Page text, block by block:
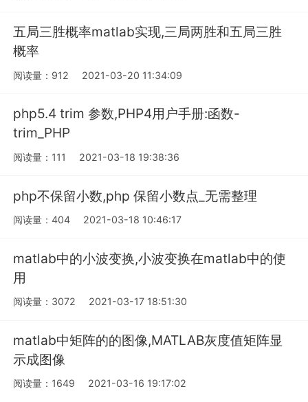
五局三胜概率matlab实现,三局两胜和五局三胜
概率
阅读量：912 2021-03-20 11:34:09
php5.4 trim 参数,PHP4用户手册:函数-
trim_PHP
阅读量：111 2021-03-18 19:38:36
php不保留小数,php 保留小数点_无需整理
阅读量：404 2021-03-18 10:46:17
matlab中的小波变换,小波变换在matlab中的使
用
阅读量：3072 2021-03-17 18:51:30
matlab中矩阵的的图像,MATLAB灰度值矩阵显
示成图像
阅读量：1649 2021-03-16 19:17:02